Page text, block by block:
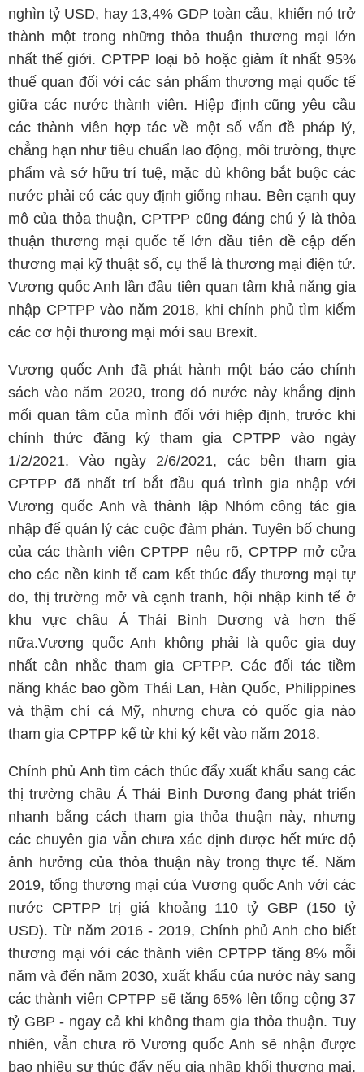
nghìn tỷ USD, hay 13,4% GDP toàn cầu, khiến nó trở
thành một trong những thỏa thuận thương mại lớn
nhất thế giới. CPTPP loại bỏ hoặc giảm ít nhất 95%
thuế quan đối với các sản phẩm thương mại quốc tế
giữa các nước thành viên. Hiệp định cũng yêu cầu
các thành viên hợp tác về một số vấn đề pháp lý,
chẳng hạn như tiêu chuẩn lao động, môi trường, thực
phẩm và sở hữu trí tuệ, mặc dù không bắt buộc các
nước phải có các quy định giống nhau. Bên cạnh quy
mô của thỏa thuận, CPTPP cũng đáng chú ý là thỏa
thuận thương mại quốc tế lớn đầu tiên đề cập đến
thương mại kỹ thuật số, cụ thể là thương mại điện tử.
Vương quốc Anh lần đầu tiên quan tâm khả năng gia
nhập CPTPP vào năm 2018, khi chính phủ tìm kiếm
các cơ hội thương mại mới sau Brexit.
Vương quốc Anh đã phát hành một báo cáo chính
sách vào năm 2020, trong đó nước này khẳng định
mối quan tâm của mình đối với hiệp định, trước khi
chính thức đăng ký tham gia CPTPP vào ngày
1/2/2021. Vào ngày 2/6/2021, các bên tham gia
CPTPP đã nhất trí bắt đầu quá trình gia nhập với
Vương quốc Anh và thành lập Nhóm công tác gia
nhập để quản lý các cuộc đàm phán. Tuyên bố chung
của các thành viên CPTPP nêu rõ, CPTPP mở cửa
cho các nền kinh tế cam kết thúc đẩy thương mại tự
do, thị trường mở và cạnh tranh, hội nhập kinh tế ở
khu vực châu Á Thái Bình Dương và hơn thế
nữa.Vương quốc Anh không phải là quốc gia duy
nhất cân nhắc tham gia CPTPP. Các đối tác tiềm
năng khác bao gồm Thái Lan, Hàn Quốc, Philippines
và thậm chí cả Mỹ, nhưng chưa có quốc gia nào
tham gia CPTPP kể từ khi ký kết vào năm 2018.
Chính phủ Anh tìm cách thúc đẩy xuất khẩu sang các
thị trường châu Á Thái Bình Dương đang phát triển
nhanh bằng cách tham gia thỏa thuận này, nhưng
các chuyên gia vẫn chưa xác định được hết mức độ
ảnh hưởng của thỏa thuận này trong thực tế. Năm
2019, tổng thương mại của Vương quốc Anh với các
nước CPTPP trị giá khoảng 110 tỷ GBP (150 tỷ
USD). Từ năm 2016 - 2019, Chính phủ Anh cho biết
thương mại với các thành viên CPTPP tăng 8% mỗi
năm và đến năm 2030, xuất khẩu của nước này sang
các thành viên CPTPP sẽ tăng 65% lên tổng cộng 37
tỷ GBP - ngay cả khi không tham gia thỏa thuận. Tuy
nhiên, vẫn chưa rõ Vương quốc Anh sẽ nhận được
bao nhiêu sự thúc đẩy nếu gia nhập khối thương mại,